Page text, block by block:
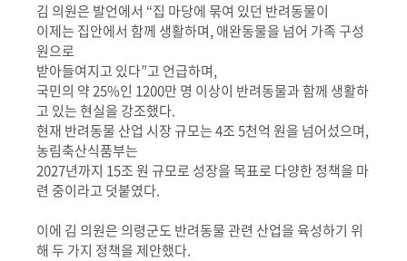
김 의원은 발언에서 “집 마당에 묶여 있던 반려동물이
이제는 집안에서 함께 생활하며, 애완동물을 넘어 가족 구성
원으로
받아들여지고 있다”고 언급하며,
국민의 약25%인 1200만 명 이상이 반려동물과 함께 생활하
고 있는 현실을 강조했다.
현재 반려동물 산업 시장 규모는4조5천억 원을 넘어섰으며,
농림축산식품부는
2027년까지 15조 원 규모로 성장을 목표로 다양한 정책을 마
련 중이라고 덧붙였다.
이에 김 의원은 의령군도 반려동물 관련 산업을 육성하기 위
해 두 가지 정책을 제안했다.